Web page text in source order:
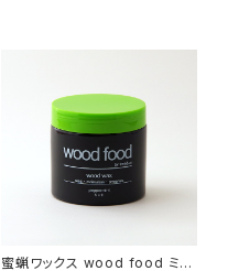
蜜蝋ワックス wood food ミン